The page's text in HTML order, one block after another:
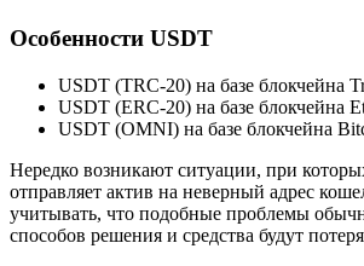
Особенности USDT
USDT (TRC-20) на базе блокчейна
USDT (ERC-20) на базе блокчейна
USDT (OMNI) на базе блокчейна
Нередко возникают ситуации, при
отправляет актив на неверный адрес
учитывать, что подобные проблемы
способов решения и средства будут